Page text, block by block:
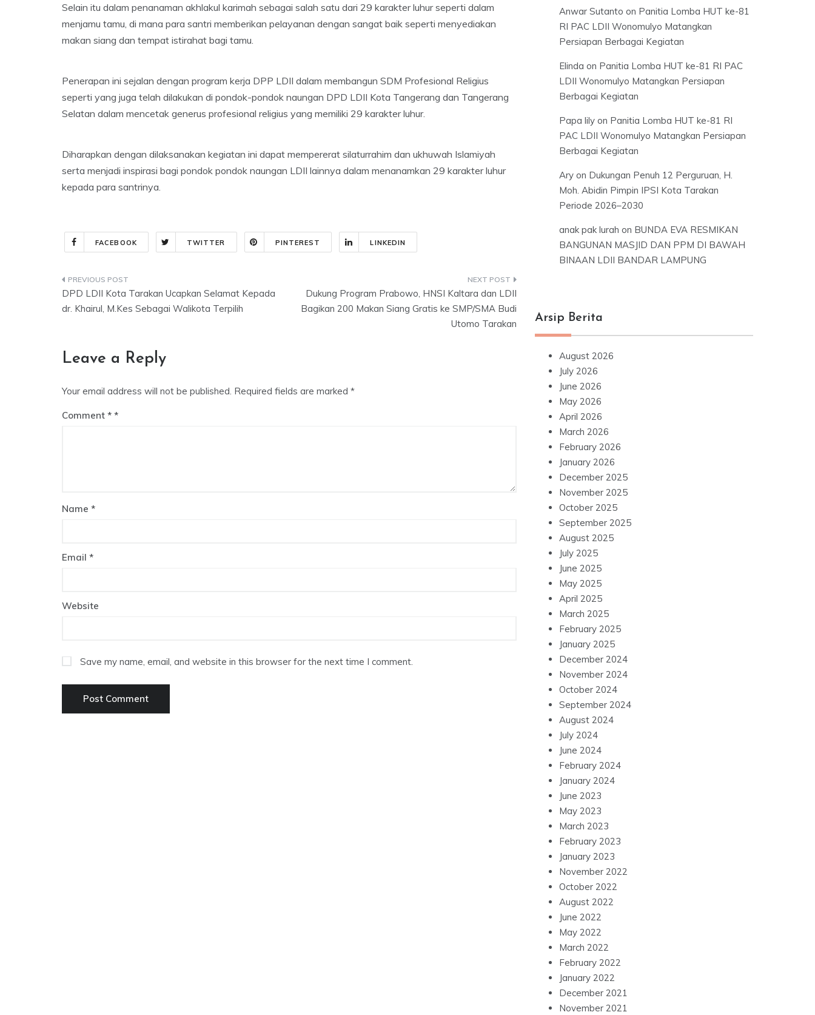
Selain itu dalam penanaman akhlakul karimah sebagai salah satu dari 29 karakter luhur seperti dalam
menjamu tamu, di mana para santri memberikan pelayanan dengan sangat baik seperti menyediakan
makan siang dan tempat istirahat bagi tamu.
Penerapan ini sejalan dengan program kerja DPP LDII dalam membangun SDM Profesional Religius
seperti yang juga telah dilakukan di pondok-pondok naungan DPD LDII Kota Tangerang dan Tangerang
Selatan dalam mencetak generus profesional religius yang memiliki 29 karakter luhur.
Diharapkan dengan dilaksanakan kegiatan ini dapat mempererat silaturrahim dan ukhuwah Islamiyah
serta menjadi inspirasi bagi pondok pondok naungan LDII lainnya dalam menanamkan 29 karakter luhur
kepada para santrinya.
FACEBOOK TWITTER PINTEREST LINKEDIN
Post
navigation
DPD LDII Kota Tarakan Ucapkan Selamat Kepada
dr. Khairul, M.Kes Sebagai Walikota Terpilih
Dukung Program Prabowo, HNSI Kaltara dan LDII
Bagikan 200 Makan Siang Gratis ke SMP/SMA Budi
Utomo Tarakan
Leave a Reply
Your email address will not be published. Required fields are marked *
Comment *
Name *
Email *
Website
Save my name, email, and website in this browser for the next time I comment.
Anwar Sutanto on Panitia Lomba HUT ke-81
RI PAC LDII Wonomulyo Matangkan
Persiapan Berbagai Kegiatan
Elinda on Panitia Lomba HUT ke-81 RI PAC
LDII Wonomulyo Matangkan Persiapan
Berbagai Kegiatan
Papa lily on Panitia Lomba HUT ke-81 RI
PAC LDII Wonomulyo Matangkan Persiapan
Berbagai Kegiatan
Ary on Dukungan Penuh 12 Perguruan, H.
Moh. Abidin Pimpin IPSI Kota Tarakan
Periode 2026–2030
anak pak lurah on BUNDA EVA RESMIKAN
BANGUNAN MASJID DAN PPM DI BAWAH
BINAAN LDII BANDAR LAMPUNG
Arsip Berita
August 2026
July 2026
June 2026
May 2026
April 2026
March 2026
February 2026
January 2026
December 2025
November 2025
October 2025
September 2025
August 2025
July 2025
June 2025
May 2025
April 2025
March 2025
February 2025
January 2025
December 2024
November 2024
October 2024
September 2024
August 2024
July 2024
June 2024
February 2024
January 2024
June 2023
May 2023
March 2023
February 2023
January 2023
November 2022
October 2022
August 2022
June 2022
May 2022
March 2022
February 2022
January 2022
December 2021
November 2021